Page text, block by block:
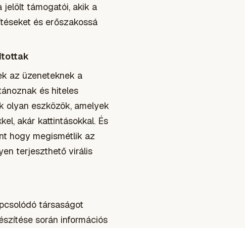
jelölt támogatói, akik a
és erőszakossá
az üzeneteknek a
és hiteles
olyan eszközök, amelyek
akár kattintásokkal. És
hogy megismétlik az
terjeszthető virális
társaságot
során információs